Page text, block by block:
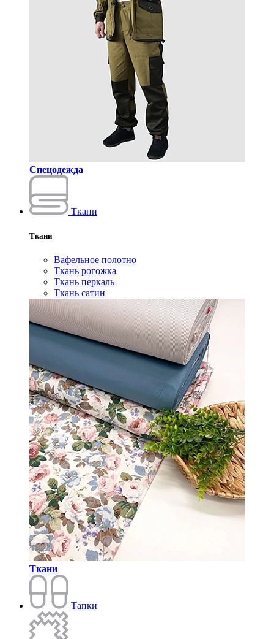
Спецодежда
Ткани
Ткани
Вафельное полотно
Ткань рогожка
Ткань перкаль
Ткань сатин
Ткани
Тапки